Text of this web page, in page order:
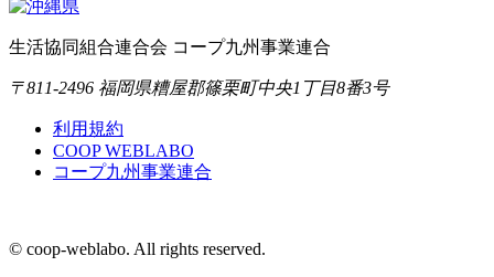
生活協同組合連合会 コープ九州事業連合
〒811-2496 福岡県糟屋郡篠栗町中央1丁目8番3号
利用規約
COOP WEBLABO
コープ九州事業連合
© coop-weblabo. All rights reserved.